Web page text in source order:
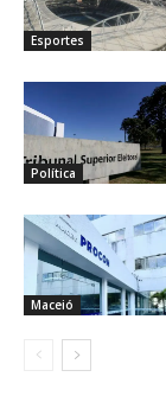
Esportes
Política
Maceió